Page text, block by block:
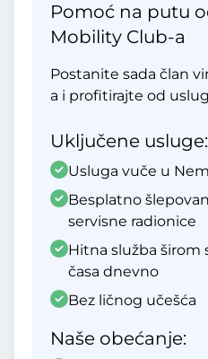
Pomoć na putu
Mobility Club-a
Postanite sada član
a i profitirajte od
Uključene usluge:
Usluga vuče u
Besplatno
servisne radionice
Hitna služba širom
časa dnevno
Bez ličnog učešća
Naše obećanje: